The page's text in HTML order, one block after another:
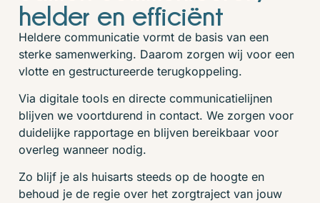
helder en efficiënt
Heldere communicatie vormt de basis van een
sterke samenwerking. Daarom zorgen wij voor een
vlotte en gestructureerde terugkoppeling.
Via digitale tools en directe communicatielijnen
blijven we voortdurend in contact. We zorgen voor
duidelijke rapportage en blijven bereikbaar voor
overleg wanneer nodig.
Zo blijf je als huisarts steeds op de hoogte en
behoud je de regie over het zorgtraject van jouw